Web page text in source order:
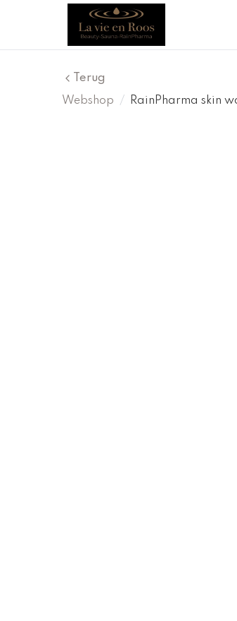
Terug
Webshop
/ RainPharma skin